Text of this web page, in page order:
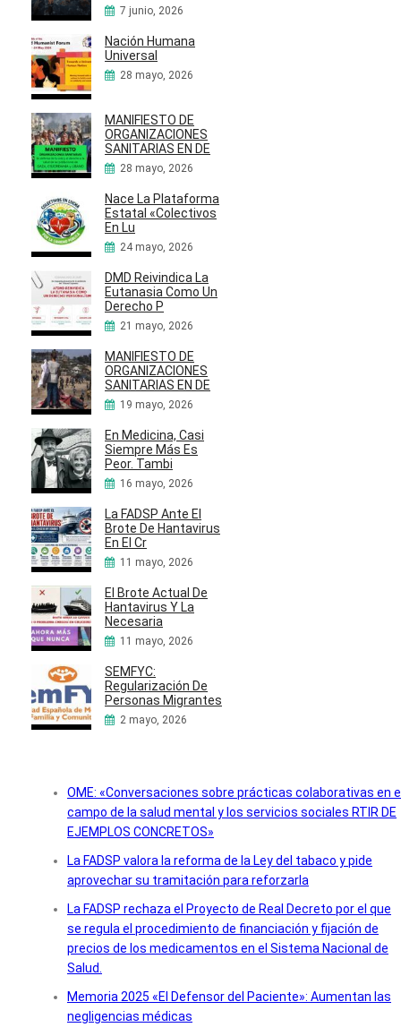
7 junio, 2026
Nación Humana
Universal
28 mayo, 2026
MANIFIESTO DE
ORGANIZACIONES
SANITARIAS EN DE
28 mayo, 2026
Nace La Plataforma
Estatal «Colectivos
En Lu
24 mayo, 2026
DMD Reivindica La
Eutanasia Como Un
Derecho P
21 mayo, 2026
MANIFIESTO DE
ORGANIZACIONES
SANITARIAS EN DE
19 mayo, 2026
En Medicina, Casi
Siempre Más Es
Peor. Tambi
16 mayo, 2026
La FADSP Ante El
Brote De Hantavirus
En El Cr
11 mayo, 2026
El Brote Actual De
Hantavirus Y La
Necesaria
11 mayo, 2026
SEMFYC:
Regularización De
Personas Migrantes
2 mayo, 2026
OME: «Conversaciones sobre prácticas colaborativas en
campo de la salud mental y los servicios sociales RTIR DE
EJEMPLOS CONCRETOS»
La FADSP valora la reforma de la Ley del tabaco y pide
aprovechar su tramitación para reforzarla
La FADSP rechaza el Proyecto de Real Decreto por el que
se regula el procedimiento de financiación y fijación de
precios de los medicamentos en el Sistema Nacional de
Salud.
Memoria 2025 «El Defensor del Paciente»: Aumentan las
negligencias médicas